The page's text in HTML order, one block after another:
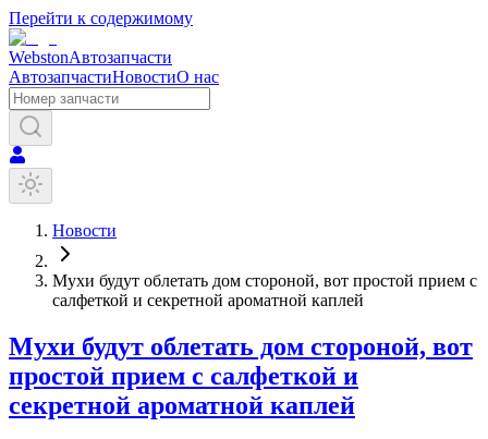
Перейти к содержимому
WebstonАвтозапчасти
АвтозапчастиНовостиО нас
Новости
Мухи будут облетать дом стороной, вот простой прием с
салфеткой и секретной ароматной каплей
Мухи будут облетать дом стороной, вот
простой прием с салфеткой и
секретной ароматной каплей